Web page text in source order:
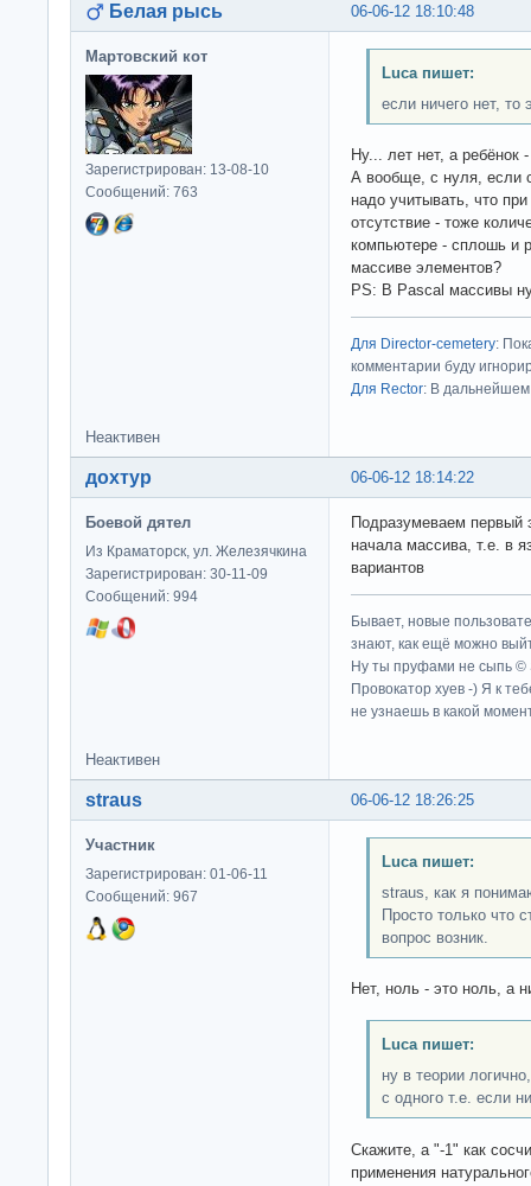
06-06-12 18:10:48
Белая рысь
Мартовский кот
Зарегистрирован: 13-08-10
Сообщений: 763
Luca пишет:
если ничего нет, то
Ну... лет нет, а ребёнок
А вообще, с нуля, если
надо учитывать, что
отсутствие - тоже
компьютере - сплошь и
массиве элементов?
PS: В Pascal массивы
Для Director-cemetery:
комментарии буду
Для Rector: В дальнейшем
Неактивен
06-06-12 18:14:22
дохтур
Боевой дятел
Из Краматорск, ул. Железячкина
Зарегистрирован: 30-11-09
Сообщений: 994
Подразумеваем
начала массива, т.е. в
вариантов
Бывает, новые
знают, как ещё можно
Ну ты пруфами не сыпь ©
Провокатор хуев -) Я к
не узнаешь в какой
Неактивен
06-06-12 18:26:25
straus
Участник
Зарегистрирован: 01-06-11
Сообщений: 967
Luca пишет:
straus, как я
Просто только что
вопрос возник.
Нет, ноль - это ноль, а
Luca пишет:
ну в теории
с одного т.е. если
Скажите, а "-1" как
применения